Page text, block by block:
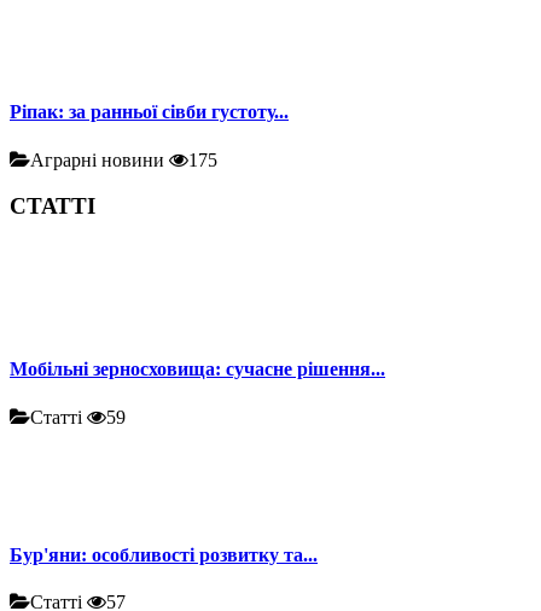
Ріпак: за ранньої сівби густоту...
Аграрні новини 175
СТАТТІ
Мобільні зерносховища: сучасне рішення...
Статті 59
Бур'яни: особливості розвитку та...
Статті 57